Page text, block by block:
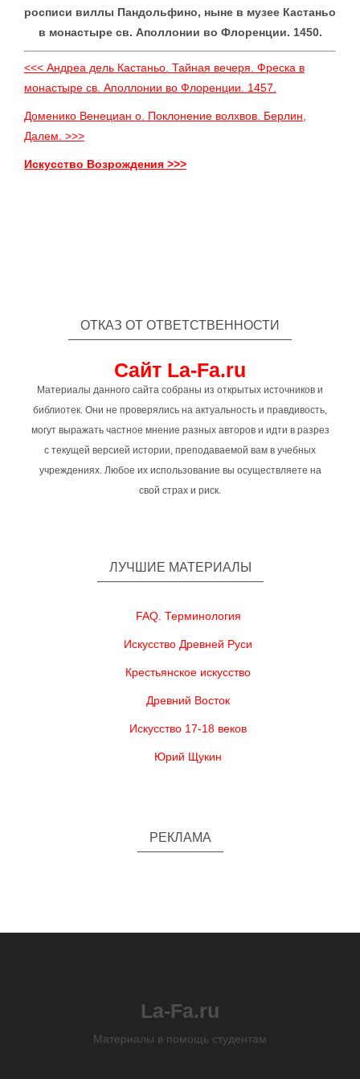
росписи виллы Пандольфино, ныне в музее Кастаньо
в монастыре св. Аполлонии во Флоренции. 1450.
<<< Андреа дель Кастаньо. Тайная вечеря. Фреска в
монастыре св. Аполлонии во Флоренции. 1457.
Доменико Венециан о. Поклонение волхвов. Берлин,
Далем. >>>
Искусство Возрождения >>>
ОТКАЗ ОТ ОТВЕТСТВЕННОСТИ
Сайт La-Fa.ru
Материалы данного сайта собраны из открытых источников и
библиотек. Они не проверялись на актуальность и правдивость,
могут выражать частное мнение разных авторов и идти в разрез
с текущей версией истории, преподаваемой вам в учебных
учреждениях. Любое их использование вы осуществляете на
свой страх и риск.
ЛУЧШИЕ МАТЕРИАЛЫ
FAQ. Терминология
Искусство Древней Руси
Крестьянское искусство
Древний Восток
Искусство 17-18 веков
Юрий Щукин
РЕКЛАМА
La-Fa.ru
Материалы в помощь студентам